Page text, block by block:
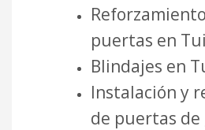
puertas en
Blindajes en
Instalación y
de puertas de